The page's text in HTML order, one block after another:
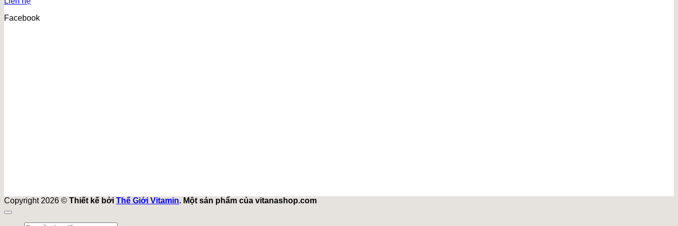
Facebook
Copyright 2026 © Thiết kế bởi Thế Giới Vitamin. Một sản phẩm của vitanashop.com